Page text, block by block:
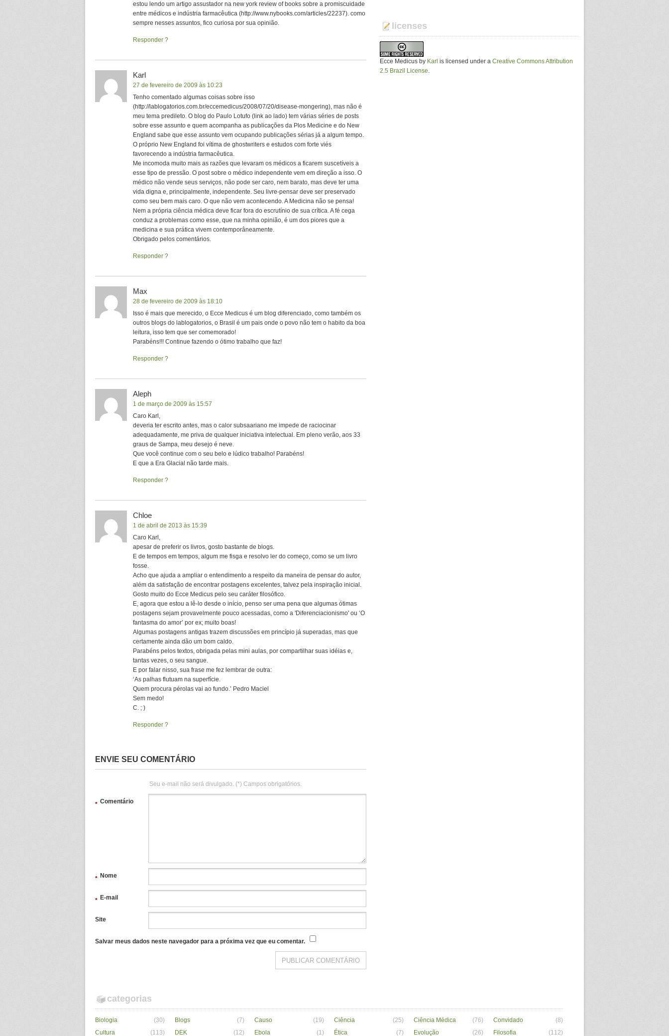
estou lendo um artigo assustador na new york review of books sobre a promiscuidade
entre médicos e indústria farmacêutica (http://www.nybooks.com/articles/22237). como
sempre nesses assuntos, fico curiosa por sua opinião.
Responder
Karl
27 de fevereiro de 2009 às 10:23
Tenho comentado algumas coisas sobre isso
(http://lablogatorios.com.br/eccemedicus/2008/07/20/disease-mongering), mas não é
meu tema predileto. O blog do Paulo Lotufo (link ao lado) tem várias séries de posts
sobre esse assunto e quem acompanha as publicações da Plos Medicine e do New
England sabe que esse assunto vem ocupando publicações sérias já a algum tempo.
O próprio New England foi vítima de ghostwriters e estudos com forte viés
favorecendo a indústria farmacêutica.
Me incomoda muito mais as razões que levaram os médicos a ficarem suscetíveis a
esse tipo de pressão. O post sobre o médico independente vem em direção a isso. O
médico não vende seus serviços, não pode ser caro, nem barato, mas deve ter uma
vida digna e, principalmente, independente. Seu livre-pensar deve ser preservado
como seu bem mais caro. O que não vem acontecendo. A Medicina não se pensa!
Nem a própria ciência médica deve ficar fora do escrutínio de sua crítica. A fé cega
conduz a problemas como esse, que na minha opinião, é um dos piores que a
medicina e sua prática vivem contemporâneamente.
Obrigado pelos comentários.
Responder
Max
28 de fevereiro de 2009 às 18:10
Isso é mais que merecido, o Ecce Medicus é um blog diferenciado, como também os
outros blogs do lablogatorios, o Brasil é um pais onde o povo não tem o habito da boa
leitura, isso tem que ser comemorado!
Parabéns!!! Continue fazendo o ótimo trabalho que faz!
Responder
Aleph
1 de março de 2009 às 15:57
Caro Karl,
deveria ter escrito antes, mas o calor subsaariano me impede de raciocinar
adequadamente, me priva de qualquer iniciativa intelectual. Em pleno verão, aos 33
graus de Sampa, meu desejo é neve.
Que você continue com o seu belo e lúdico trabalho! Parabéns!
E que a Era Glacial não tarde mais.
Responder
Chloe
1 de abril de 2013 às 15:39
Caro Karl,
apesar de preferir os livros, gosto bastante de blogs.
E de tempos em tempos, algum me fisga e resolvo ler do começo, como se um livro
fosse.
Acho que ajuda a ampliar o entendimento a respeito da maneira de pensar do autor,
além da satisfação de encontrar postagens excelentes, talvez pela inspiração inicial.
Gosto muito do Ecce Medicus pelo seu caráter filosófico.
E, agora que estou a lê-lo desde o início, penso ser uma pena que algumas ótimas
postagens sejam provavelmente pouco acessadas, como a 'Diferenciacionismo' ou ‘O
fantasma do amor’ por ex; muito boas!
Algumas postagens antigas trazem discussões em princípio já superadas, mas que
certamente ainda dão um bom caldo.
Parabéns pelos textos, obrigada pelas mini aulas, por compartilhar suas idéias e,
tantas vezes, o seu sangue.
E por falar nisso, sua frase me fez lembrar de outra:
‘As palhas flutuam na superfície.
Quem procura pérolas vai ao fundo.’ Pedro Maciel
Sem medo!
C. ; )
Responder
ENVIE SEU COMENTÁRIO
Seu e-mail não será divulgado. (*) Campos obrigatórios.
Comentário
*
Nome
*
E-mail
*
Site
Salvar meus dados neste navegador para a próxima vez que eu comentar.
licenses
Ecce Medicus by Karl is licensed under a Creative Commons Attribution
2.5 Brazil License.
categorias
Biologia (30) Blogs (7) Causo (19) Ciência (25) Ciência Médica (76) Convidado
(8)
Cultura
(113) DEK (12) Ebola (1) Ética (7) Evolução (26) Filosofia (112)